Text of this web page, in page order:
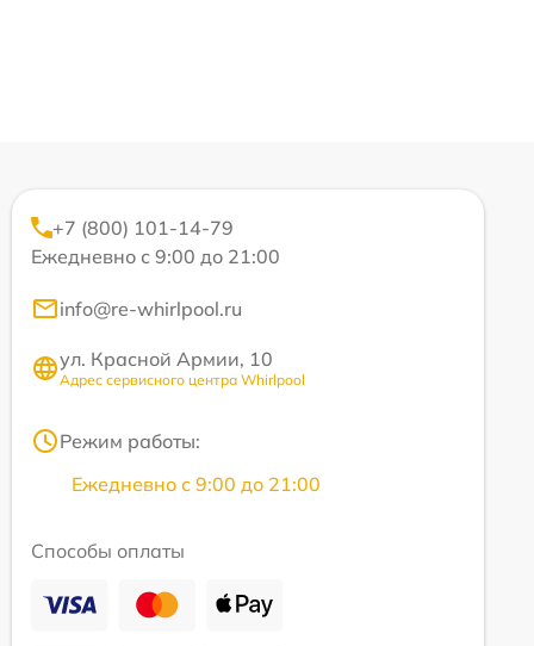
+7 (800) 101-14-79
Ежедневно с 9:00 до 21:00
info@re-whirlpool.ru
ул. Красной Армии, 10
Адрес сервисного центра Whirlpool
Режим работы:
Ежедневно с 9:00 до 21:00
Способы оплаты